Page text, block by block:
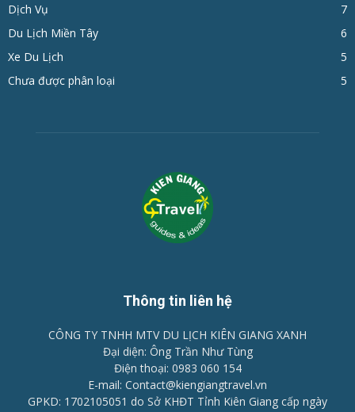
Dịch Vụ
7
Du Lịch Miền Tây
6
Xe Du Lịch
5
Chưa được phân loại
5
Thông tin liên hệ
CÔNG TY TNHH MTV DU LỊCH KIÊN GIANG XANH
Đại diện: Ông Trần Như Tùng
Điện thoại: 0983 060 154
E-mail: Contact@kiengiangtravel.vn
GPKD: 1702105051 do Sở KHĐT Tỉnh Kiên Giang cấp ngày